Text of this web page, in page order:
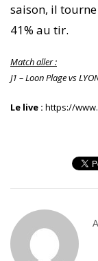
saison, il
41% au tir.
Match aller :
J1 – Loon Plage vs
Le live : https://